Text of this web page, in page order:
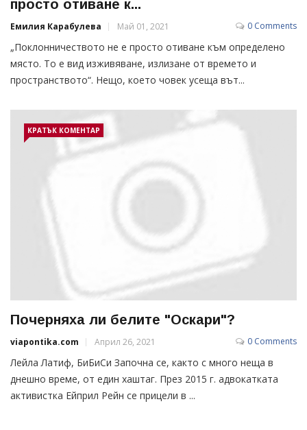
просто отиване к...
Емилия Карабулева Май 01, 2021 0 Comments
„Поклонничеството не е просто отиване към определено
място. То е вид изживяване, излизане от времето и
пространството“. Нещо, което човек усеща вът...
КРАТЪК КОМЕНТАР
Почерняха ли белите "Оскари"?
viapontika.com Април 26, 2021 0 Comments
Лейла Латиф, БиБиСи Започна се, както с много неща в
днешно време, от един хаштаг. През 2015 г. адвокатката
активистка Ейприл Рейн се прицели в ...